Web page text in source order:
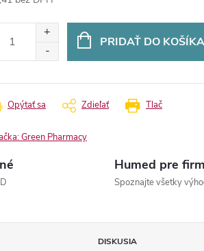
PRIDAŤ DO KOŠÍKA
Tlač
Opýtať sa Zdieľať
Green Pharmacy
Humed pre
Spoznajte všetky
DISKUSIA